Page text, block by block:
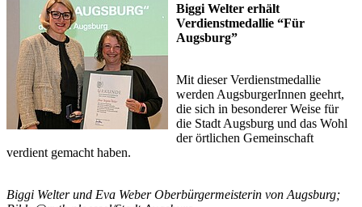
Biggi Welter erhält
Verdienstmedallie “Für
Augsburg”
Mit dieser Verdienstmedallie
werden AugsburgerInnen geehrt,
die sich in besonderer Weise für
die Stadt Augsburg und das Wohl
der örtlichen Gemeinschaft
verdient gemacht haben.
Biggi Welter und Eva Weber Oberbürgermeisterin von Augsburg;